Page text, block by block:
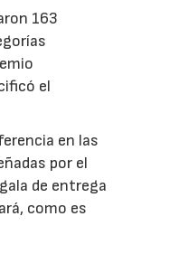
163
el
en las
por el
de entrega
como es